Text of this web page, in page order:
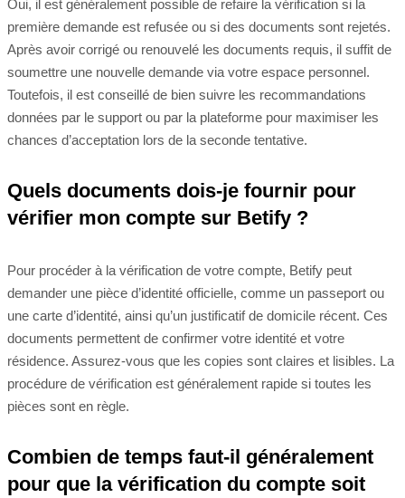
Oui, il est généralement possible de refaire la vérification si la
première demande est refusée ou si des documents sont rejetés.
Après avoir corrigé ou renouvelé les documents requis, il suffit de
soumettre une nouvelle demande via votre espace personnel.
Toutefois, il est conseillé de bien suivre les recommandations
données par le support ou par la plateforme pour maximiser les
chances d’acceptation lors de la seconde tentative.
Quels documents dois-je fournir pour
vérifier mon compte sur Betify ?
Pour procéder à la vérification de votre compte, Betify peut
demander une pièce d’identité officielle, comme un passeport ou
une carte d’identité, ainsi qu’un justificatif de domicile récent. Ces
documents permettent de confirmer votre identité et votre
résidence. Assurez-vous que les copies sont claires et lisibles. La
procédure de vérification est généralement rapide si toutes les
pièces sont en règle.
Combien de temps faut-il généralement
pour que la vérification du compte soit